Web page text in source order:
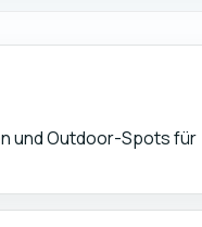
und Outdoor-Spots für